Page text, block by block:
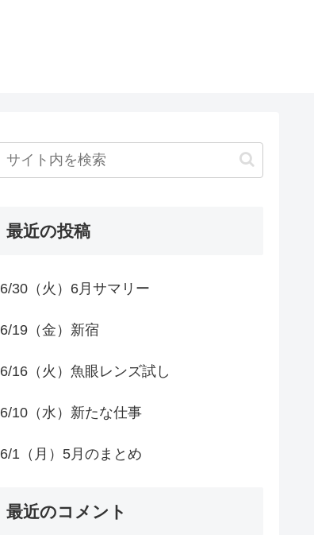
最近の投稿
6/30（火）6月サマリー
6/19（金）新宿
6/16（火）魚眼レンズ試し
6/10（水）新たな仕事
6/1（月）5月のまとめ
最近のコメント